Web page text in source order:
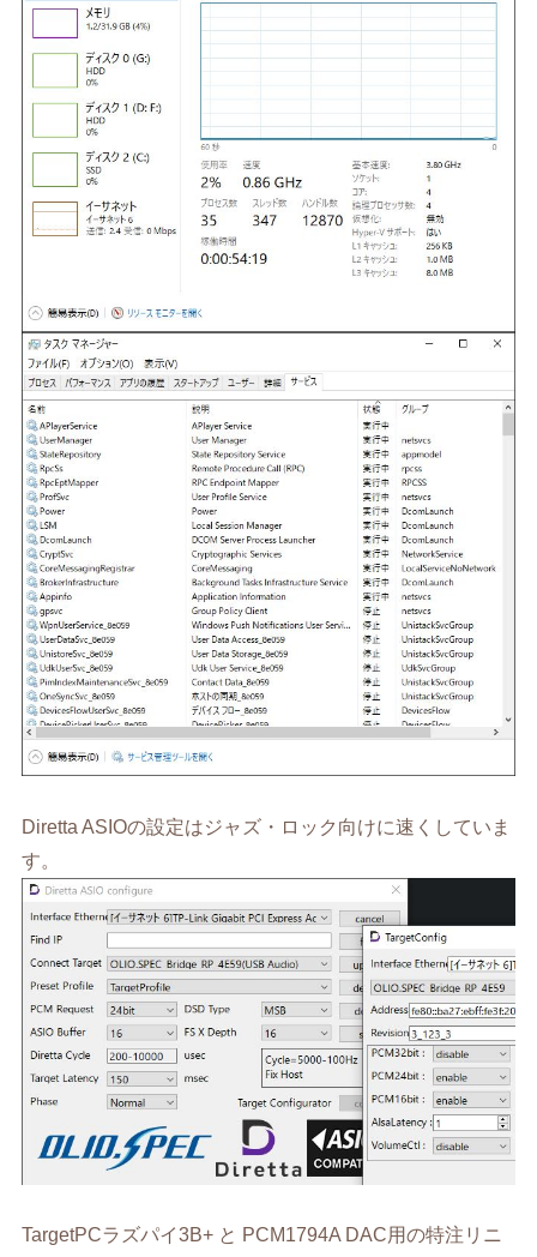
Diretta ASIOの設定はジャズ・ロック向けに速くしていま
す。
TargetPCラズパイ3B+ と PCM1794A DAC用の特注リニ